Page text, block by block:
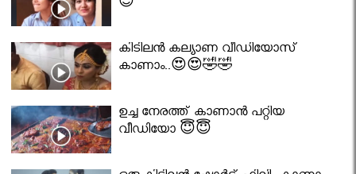
😍
കിടിലൻ കല്യാണ വീഡിയോസ്
കാണാം..😍😍🤣🤣
ഉച്ച നേരത്ത് കാണാൻ പറ്റിയ
വീഡിയോ 😇😇